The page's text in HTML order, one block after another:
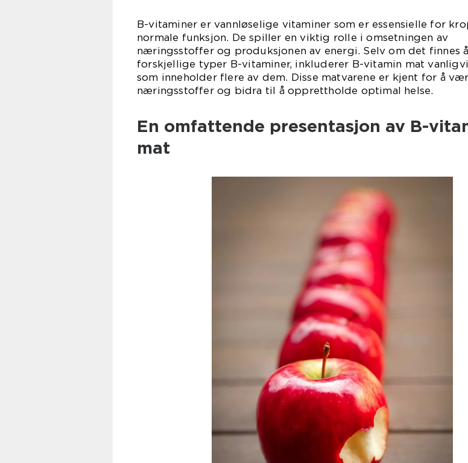
B-vitaminer er vannløselige vitaminer som er essensielle for
normale funksjon. De spiller en viktig rolle i omsetningen av
næringsstoffer og produksjonen av energi. Selv om det finnes
forskjellige typer B-vitaminer, inkluderer B-vitamin mat
som inneholder flere av dem. Disse matvarene er kjent for å
næringsstoffer og bidra til å opprettholde optimal helse.
En omfattende presentasjon av B-
mat